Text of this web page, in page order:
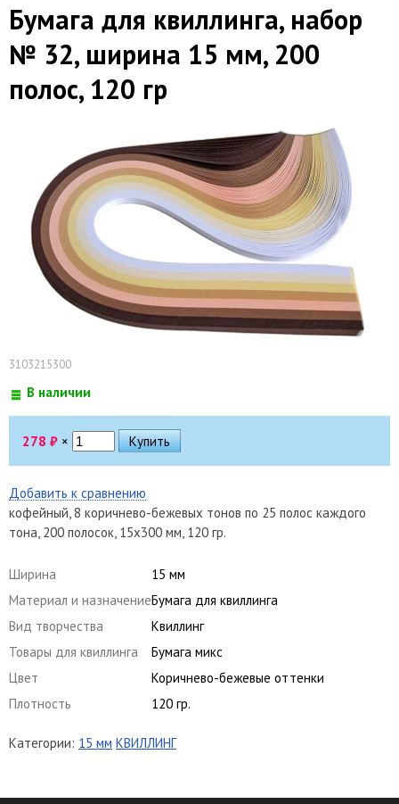
Бумага для квиллинга, набор
№ 32, ширина 15 мм, 200
полос, 120 гр
3103215300
В наличии
278 ₽ ×
Добавить к сравнению
кофейный, 8 коричнево-бежевых тонов по 25 полос каждого
тона, 200 полосок, 15х300 мм, 120 гр.
Ширина
15 мм
Материал и назначениеБумага для квиллинга
Вид творчества
Квиллинг
Товары для квиллинга
Бумага микс
Цвет
Коричнево-бежевые оттенки
Плотность
120 гр.
Категории: 15 мм КВИЛЛИНГ